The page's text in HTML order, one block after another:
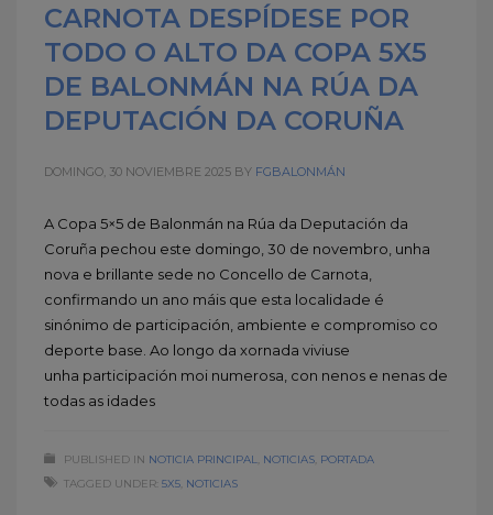
CARNOTA DESPÍDESE POR
TODO O ALTO DA COPA 5X5
DE BALONMÁN NA RÚA DA
DEPUTACIÓN DA CORUÑA
DOMINGO, 30 NOVIEMBRE 2025 BY FGBALONMÁN
A Copa 5×5 de Balonmán na Rúa da Deputación da
Coruña pechou este domingo, 30 de novembro, unha
nova e brillante sede no Concello de Carnota,
confirmando un ano máis que esta localidade é
sinónimo de participación, ambiente e compromiso co
deporte base. Ao longo da xornada viviuse
unha participación moi numerosa, con nenos e nenas de
todas as idades
PUBLISHED IN NOTICIA PRINCIPAL NOTICIAS PORTADA
TAGGED UNDER: 5X5 NOTICIAS